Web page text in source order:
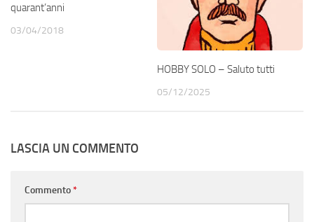
quarant’anni
03/04/2018
HOBBY SOLO – Saluto tutti
05/12/2025
LASCIA UN COMMENTO
Commento*